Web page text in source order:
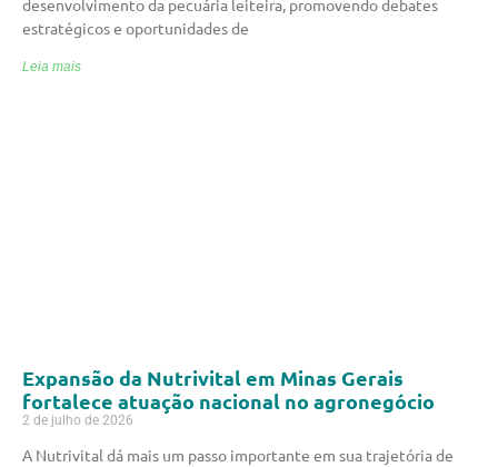
desenvolvimento da pecuária leiteira, promovendo debates
estratégicos e oportunidades de
Leia mais
Expansão da Nutrivital em Minas Gerais
fortalece atuação nacional no agronegócio
2 de julho de 2026
A Nutrivital dá mais um passo importante em sua trajetória de